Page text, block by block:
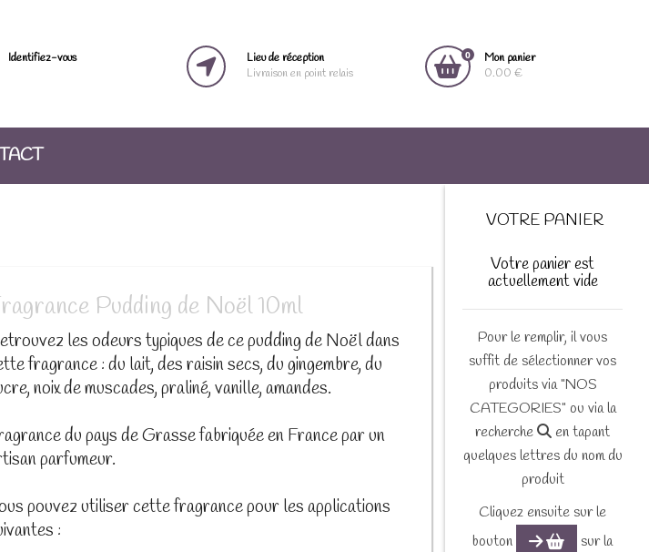
Identifiez-vous
Lieu de réception
Livraison en point relais
0
Mon panier
0.00 €
Pudding de Noël 10ml
les odeurs typiques de ce pudding de Noël dans
fragrance : du lait, des raisin secs, du gingembre, du
noix de muscades, praliné, vanille, amandes.
du pays de Grasse fabriquée en France par un
parfumeur.
pouvez utiliser cette fragrance pour les applications
:
VOTRE PANIER
Votre panier est
actuellement vide
Pour le remplir, il vous
suffit de sélectionner vos
produits via "NOS
CATEGORIES" ou via la
recherche
en tapant
quelques lettres du nom du
produit
Cliquez ensuite sur le
bouton
sur la